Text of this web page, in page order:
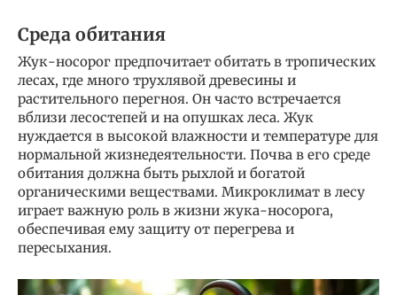
Среда обитания
Жук-носорог предпочитает обитать в тропических
лесах, где много трухлявой древесины и
растительного перегноя. Он часто встречается
вблизи лесостепей и на опушках леса. Жук
нуждается в высокой влажности и температуре для
нормальной жизнедеятельности. Почва в его среде
обитания должна быть рыхлой и богатой
органическими веществами. Микроклимат в лесу
играет важную роль в жизни жука-носорога,
обеспечивая ему защиту от перегрева и
пересыхания.